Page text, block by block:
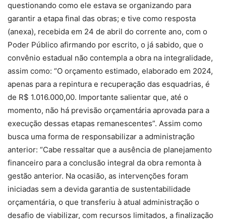
questionando como ele estava se organizando para
garantir a etapa final das obras; e tive como resposta
(anexa), recebida em 24 de abril do corrente ano, com o
Poder Público afirmando por escrito, o já sabido, que o
convênio estadual não contempla a obra na integralidade,
assim como: “O orçamento estimado, elaborado em 2024,
apenas para a repintura e recuperação das esquadrias, é
de R$ 1.016.000,00. Importante salientar que, até o
momento, não há previsão orçamentária aprovada para a
execução dessas etapas remanescentes”. Assim como
busca uma forma de responsabilizar a administração
anterior: “Cabe ressaltar que a ausência de planejamento
financeiro para a conclusão integral da obra remonta à
gestão anterior. Na ocasião, as intervenções foram
iniciadas sem a devida garantia de sustentabilidade
orçamentária, o que transferiu à atual administração o
desafio de viabilizar, com recursos limitados, a finalização